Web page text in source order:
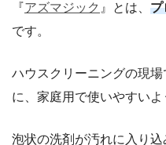
『アズマジック 』とは、 プ
です。
ハウスクリーニングの現
に、家庭用で使いやすいよ
泡状の洗剤が汚れに入り